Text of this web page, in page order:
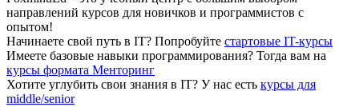
направлений курсов для новичков и программистов с
опытом!
Начинаете свой путь в IТ? Попробуйте стартовые IT-курсы
Имеете базовые навыки программирования? Тогда вам на
курсы формата Менторинг
Хотите углубить свои знания в IТ? У нас есть курсы для
middle/senior